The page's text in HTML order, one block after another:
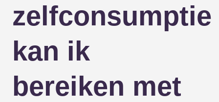
zelfconsumptie
kan ik
bereiken met